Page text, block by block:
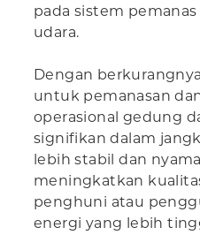
pada sistem
udara.
Dengan
untuk pemanasan
operasional gedung
signifikan dalam
lebih stabil dan
meningkatkan
penghuni atau
energi yang lebih